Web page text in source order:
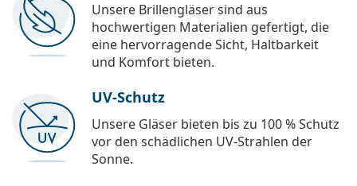
Unsere Brillengläser sind aus
hochwertigen Materialien gefertigt, die
eine hervorragende Sicht, Haltbarkeit
und Komfort bieten.
UV-Schutz
Unsere Gläser bieten bis zu 100 % Schutz
vor den schädlichen UV-Strahlen der
Sonne.